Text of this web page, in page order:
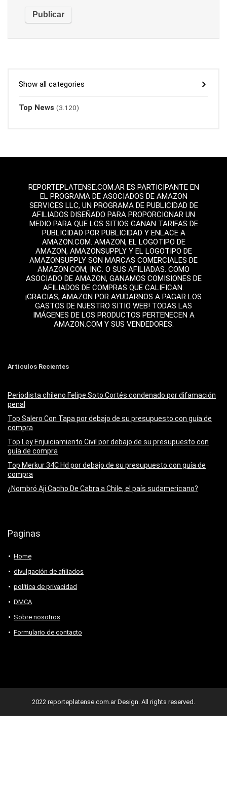
Show all categories
Top News (3.120)
REPORTEPLATENSE.COM.AR ES PARTICIPANTE EN
EL PROGRAMA DE ASOCIADOS DE AMAZON
SERVICES LLC, UN PROGRAMA DE PUBLICIDAD DE
AFILIADOS DISEÑADO PARA PROPORCIONAR UN
MEDIO PARA QUE LOS SITIOS GANAN TARIFAS DE
PUBLICIDAD POR PUBLICIDAD Y ENLACE A
AMAZON.COM. AMAZON, EL LOGOTIPO DE
AMAZON, AMAZONSUPPLY Y EL LOGOTIPO DE
AMAZONSUPPLY SON MARCAS COMERCIALES DE
AMAZON.COM, INC. O SUS AFILIADAS. COMO
ASOCIADO DE AMAZON, GANAMOS COMISIONES DE
AFILIADOS DE COMPRAS QUE CALIFICAN.
¡GRACIAS, AMAZON POR AYUDARNOS A PAGAR LOS
GASTOS DE NUESTRO SITIO WEB! TODAS LAS
IMÁGENES DE LOS PRODUCTOS PERTENECEN A
AMAZON.COM Y SUS VENDEDORES.
Artículos Recientes
Periodista chileno Felipe Soto Cortés condenado por difamación
penal
Top Salero Con Tapa por debajo de su presupuesto con guía de
compra
Top Ley Enjuiciamiento Civil por debajo de su presupuesto con
guía de compra
Top Merkur 34C Hd por debajo de su presupuesto con guía de
compra
¿Nombró Aji Cacho De Cabra a Chile, el país sudamericano?
Paginas
Home
divulgación de afiliados
política de privacidad
DMCA
Sobre nosotros
Formulario de contacto
2022 reporteplatense.com.ar Design. All rights reserved.